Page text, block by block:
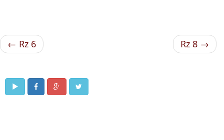
← Rz 6 Rz 8 →